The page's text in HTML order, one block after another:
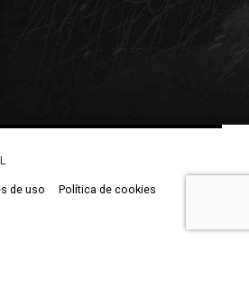
de uso
Política de cookies